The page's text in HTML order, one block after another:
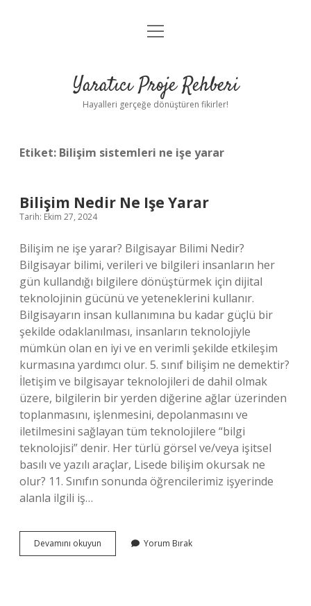
Anasayfa
Yasal Uyarı
menüyü
Yaratıcı Proje Rehberi
Hayalleri gerçeğe dönüştüren fikirler!
Etiket: Bilişim sistemleri ne işe yarar
Bilişim Nedir Ne Işe Yarar
Tarih: Ekim 27, 2024
Bilişim ne işe yarar? Bilgisayar Bilimi Nedir?
Bilgisayar bilimi, verileri ve bilgileri insanların her
gün kullandığı bilgilere dönüştürmek için dijital
teknolojinin gücünü ve yeteneklerini kullanır.
Bilgisayarın insan kullanımına bu kadar güçlü bir
şekilde odaklanılması, insanların teknolojiyle
mümkün olan en iyi ve en verimli şekilde etkileşim
kurmasına yardımcı olur. 5. sınıf bilişim ne demektir?
İletişim ve bilgisayar teknolojileri de dahil olmak
üzere, bilgilerin bir yerden diğerine ağlar üzerinden
toplanmasını, işlenmesini, depolanmasını ve
iletilmesini sağlayan tüm teknolojilere “bilgi
teknolojisi” denir. Her türlü görsel ve/veya işitsel
basılı ve yazılı araçlar, Lisede bilişim okursak ne
olur? 11. Sınıfın sonunda öğrencilerimiz işyerinde
alanla ilgili iş…
Devamını okuyun
Nedir
Yorum Bırak